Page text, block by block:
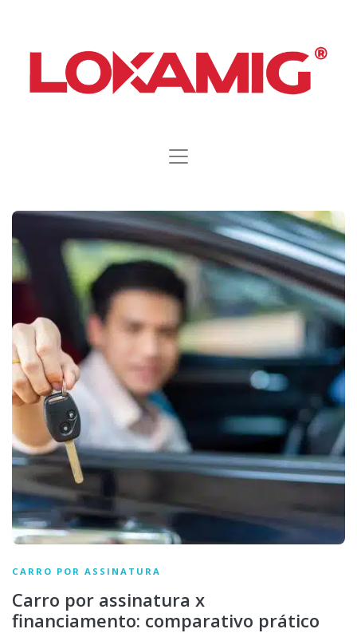
CARRO POR ASSINATURA
Carro por assinatura x
financiamento: comparativo prático